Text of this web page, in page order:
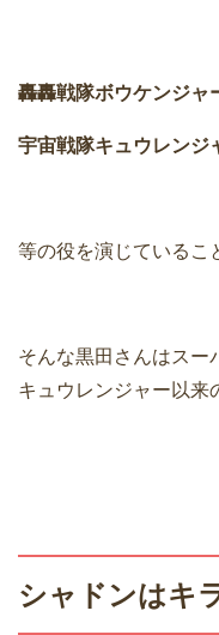
轟轟戦隊ボウケンジャ
宇宙戦隊キュウレンジ
等の役を演じているこ
そんな黒田さんはスー
キュウレンジャー以来
シャドンはキ